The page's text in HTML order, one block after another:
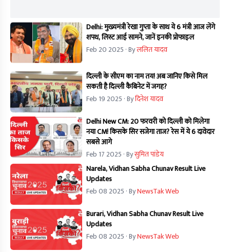
Delhi: मुख्यमंत्री रेखा गुप्ता के साथ ये 6 मंत्री आज लेंगे
शपथ, लिस्ट आई सामने, जानें इनकी प्रोफाइल
Feb 20 2025 · Byललित यादव
दिल्ली के सीएम का नाम तय! अब जानिए किसे मिल
सकती है दिल्ली कैबिनेट में जगह?
Feb 19 2025 · Byदिनेश यादव
Delhi New CM: 20 फरवरी को दिल्ली को मिलेगा
नया CM! किसके सिर सजेगा ताज? रेस में ये 6 दावेदार
सबसे आगे
Feb 17 2025 · Byसुमित पांडेय
Narela, Vidhan Sabha Chunav Result Live
Updates
Feb 08 2025 · ByNewsTak Web
Burari, Vidhan Sabha Chunav Result Live
Updates
Feb 08 2025 · ByNewsTak Web